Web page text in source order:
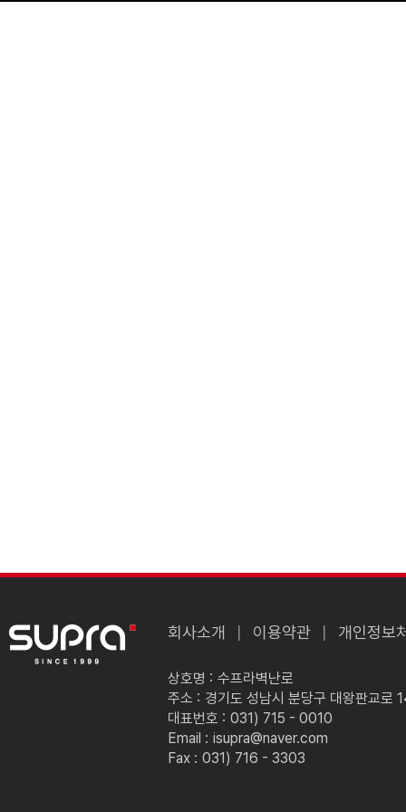
회사소개 이용약관 개인정보
상호명 : 수프라벽난로
주소 : 경기도 성남시 분당구 대왕판교로
대표번호 : 031) 715 - 0010
Email : isupra@naver.com
Fax : 031) 716 - 3303